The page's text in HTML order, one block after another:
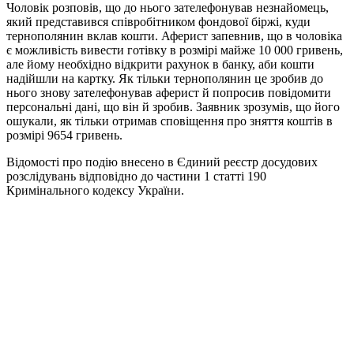
Чоловік розповів, що до нього зателефонував незнайомець,
який представився співробітником фондової біржі, куди
тернополянин вклав кошти. Аферист запевнив, що в чоловіка
є можливість вивести готівку в розмірі майже 10 000 гривень,
але йому необхідно відкрити рахунок в банку, аби кошти
надійшли на картку. Як тільки тернополянин це зробив до
нього знову зателефонував аферист й попросив повідомити
персональні дані, що він й зробив. Заявник зрозумів, що його
ошукали, як тільки отримав сповіщення про зняття коштів в
розмірі 9654 гривень.
Відомості про подію внесено в Єдиний реєстр досудових
розслідувань відповідно до частини 1 статті 190
Кримінального кодексу України.